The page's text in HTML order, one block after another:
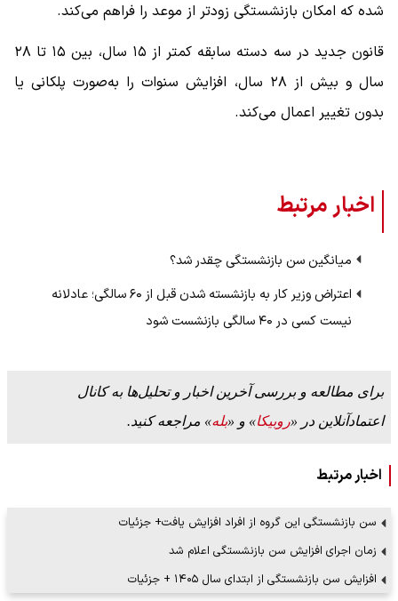
شده که امکان بازنشستگی زودتر از موعد را فراهم می‌کند.
قانون جدید در سه دسته سابقه کمتر از ۱۵ سال، بین ۱۵ تا ۲۸
سال و بیش از ۲۸ سال، افزایش سنوات را به‌صورت پلکانی یا
بدون تغییر اعمال می‌کند.
اخبار مرتبط
میانگین سن بازنشستگی چقدر شد؟
اعتراض وزیر کار به بازنشسته شدن قبل از ۶۰ سالگی؛ عادلانه
نیست کسی در ۴۰ سالگی بازنشست شود
برای مطالعه و بررسی آخرین اخبار و تحلیل‌ها به کانال
اعتمادآنلاین در «روبیکا» و «بله» مراجعه کنید.
اخبار مرتبط
سن بازنشستگی این گروه از افراد افزایش یافت+ جزئیات
زمان اجرای افزایش سن بازنشستگی اعلام شد
افزایش سن بازنشستگی از ابتدای سال ۱۴۰۵ + جزئیات